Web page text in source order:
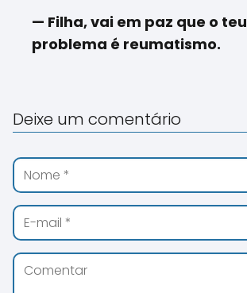
— Filha, vai em paz que o teu
problema é reumatismo.
Deixe um comentário